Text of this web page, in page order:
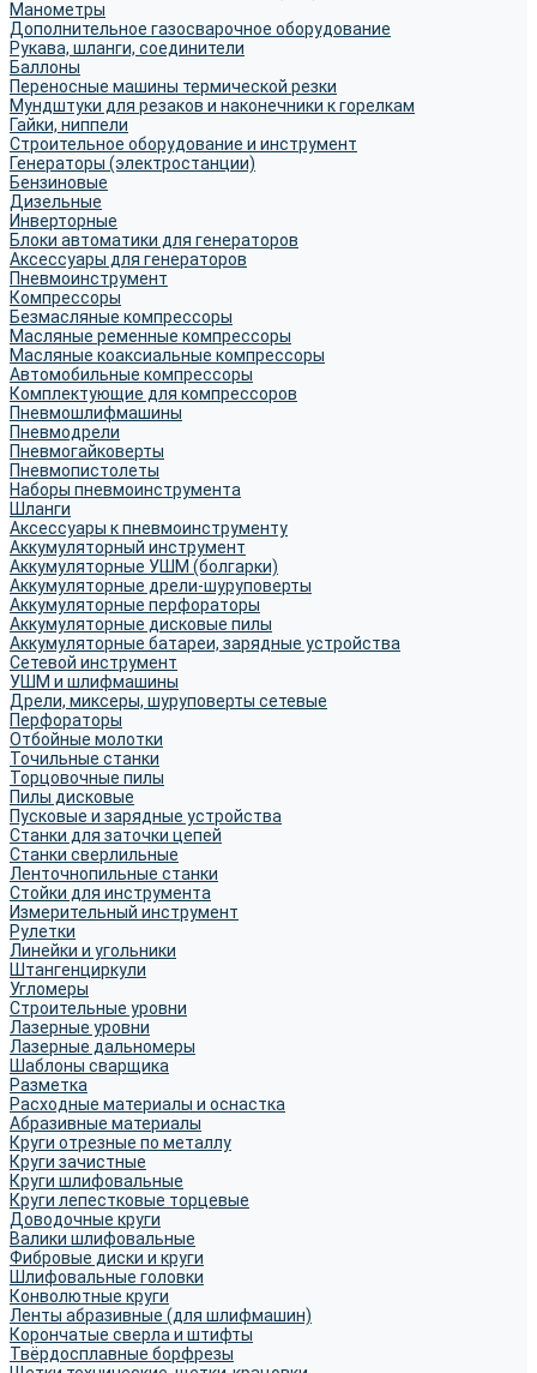
Манометры
Дополнительное газосварочное оборудование
Рукава, шланги, соединители
Баллоны
Переносные машины термической резки
Мундштуки для резаков и наконечники к горелкам
Гайки, ниппели
Строительное оборудование и инструмент
Генераторы (электростанции)
Бензиновые
Дизельные
Инверторные
Блоки автоматики для генераторов
Аксессуары для генераторов
Пневмоинструмент
Компрессоры
Безмасляные компрессоры
Масляные ременные компрессоры
Масляные коаксиальные компрессоры
Автомобильные компрессоры
Комплектующие для компрессоров
Пневмошлифмашины
Пневмодрели
Пневмогайковерты
Пневмопистолеты
Наборы пневмоинструмента
Шланги
Аксессуары к пневмоинструменту
Аккумуляторный инструмент
Аккумуляторные УШМ (болгарки)
Аккумуляторные дрели-шуруповерты
Аккумуляторные перфораторы
Аккумуляторные дисковые пилы
Аккумуляторные батареи, зарядные устройства
Сетевой инструмент
УШМ и шлифмашины
Дрели, миксеры, шуруповерты сетевые
Перфораторы
Отбойные молотки
Точильные станки
Торцовочные пилы
Пилы дисковые
Пусковые и зарядные устройства
Станки для заточки цепей
Станки сверлильные
Ленточнопильные станки
Стойки для инструмента
Измерительный инструмент
Рулетки
Линейки и угольники
Штангенциркули
Угломеры
Строительные уровни
Лазерные уровни
Лазерные дальномеры
Шаблоны сварщика
Разметка
Расходные материалы и оснастка
Абразивные материалы
Круги отрезные по металлу
Круги зачистные
Круги шлифовальные
Круги лепестковые торцевые
Доводочные круги
Валики шлифовальные
Фибровые диски и круги
Шлифовальные головки
Конволютные круги
Ленты абразивные (для шлифмашин)
Корончатые сверла и штифты
Твёрдосплавные борфрезы